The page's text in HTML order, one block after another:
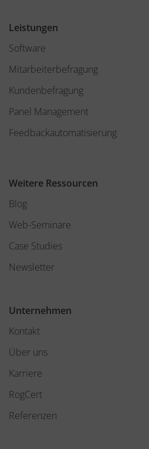
Leistungen
Software
Mitarbeiterbefragung
Kundenbefragung
Panel Management
Feedbackautomatisierung
Weitere Ressourcen
Blog
Web-Seminare
Case Studies
Newsletter
Unternehmen
Kontakt
Über uns
Karriere
RogCert
Referenzen